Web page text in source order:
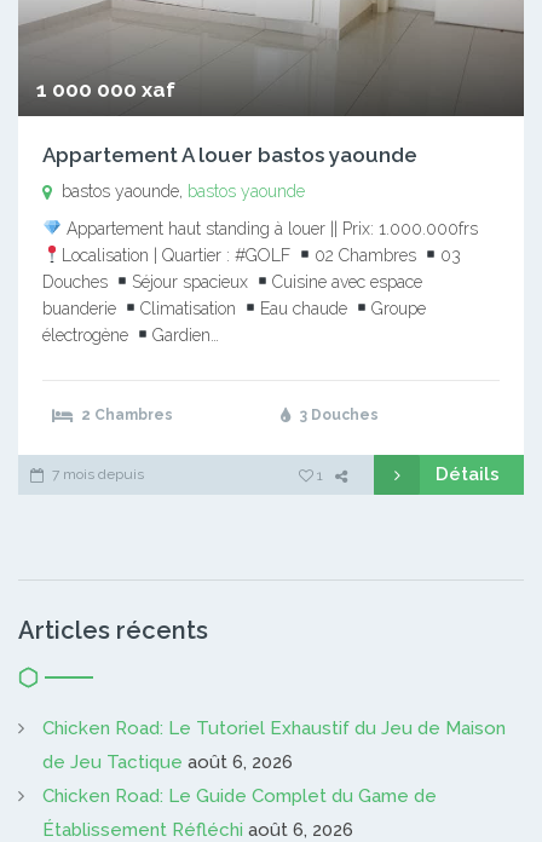
1 000 000 xaf
Appartement A louer bastos yaounde
bastos yaounde, bastos yaounde
Appartement haut standing à louer || Prix: 1.000.000frs
Localisation | Quartier : #GOLF
02 Chambres
03
Douches
Séjour spacieux
Cuisine avec espace
buanderie
Climatisation Eau chaude
Groupe
électrogène
Gardien…
2 Chambres 3 Douches
7 mois depuis 1 Détails
Articles récents
Chicken Road: Le Tutoriel Exhaustif du Jeu de Maison
de Jeu Tactique août 6, 2026
Chicken Road: Le Guide Complet du Game de
Établissement Réfléchi août 6, 2026